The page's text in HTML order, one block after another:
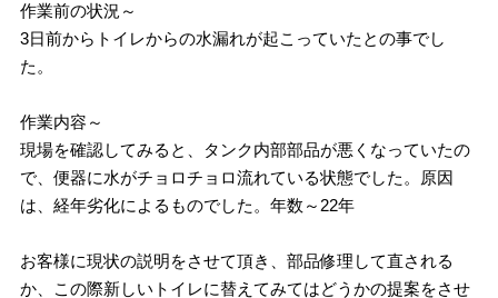
作業前の状況～
3日前からトイレからの水漏れが起こっていたとの事でし
た。
作業内容～
現場を確認してみると、タンク内部部品が悪くなっていたの
で、便器に水がチョロチョロ流れている状態でした。原因
は、経年劣化によるものでした。年数～22年
お客様に現状の説明をさせて頂き、部品修理して直される
か、この際新しいトイレに替えてみてはどうかの提案をさせ